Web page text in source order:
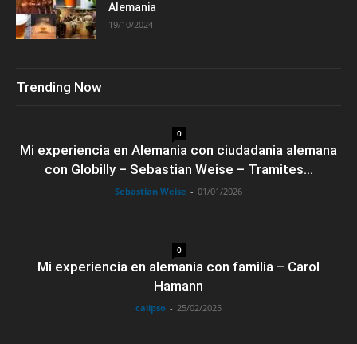
Alemania
19/10/2024
Trending Now
0
Mi experiencia en Alemania con ciudadania alemana
con Globilly – Sebastian Weise – Tramites...
Sebastian Weise - 01/01/2026
0
Mi experiencia en alemania con familia – Carol
Hamann
calipso - 25/02/2025